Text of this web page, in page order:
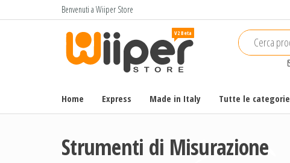
e
Benvenuti a Wiiper Store
Wiiper
a basso
prezzo
Home Express Made in Italy Tutte le categorie
Strumenti di Misurazione